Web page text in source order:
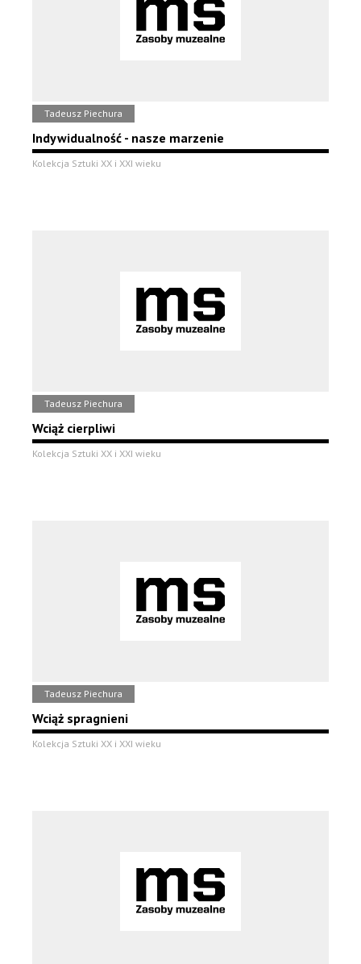
Tadeusz Piechura
Indywidualność - nasze marzenie
Kolekcja Sztuki XX i XXI wieku
Tadeusz Piechura
Wciąż cierpliwi
Kolekcja Sztuki XX i XXI wieku
Tadeusz Piechura
Wciąż spragnieni
Kolekcja Sztuki XX i XXI wieku